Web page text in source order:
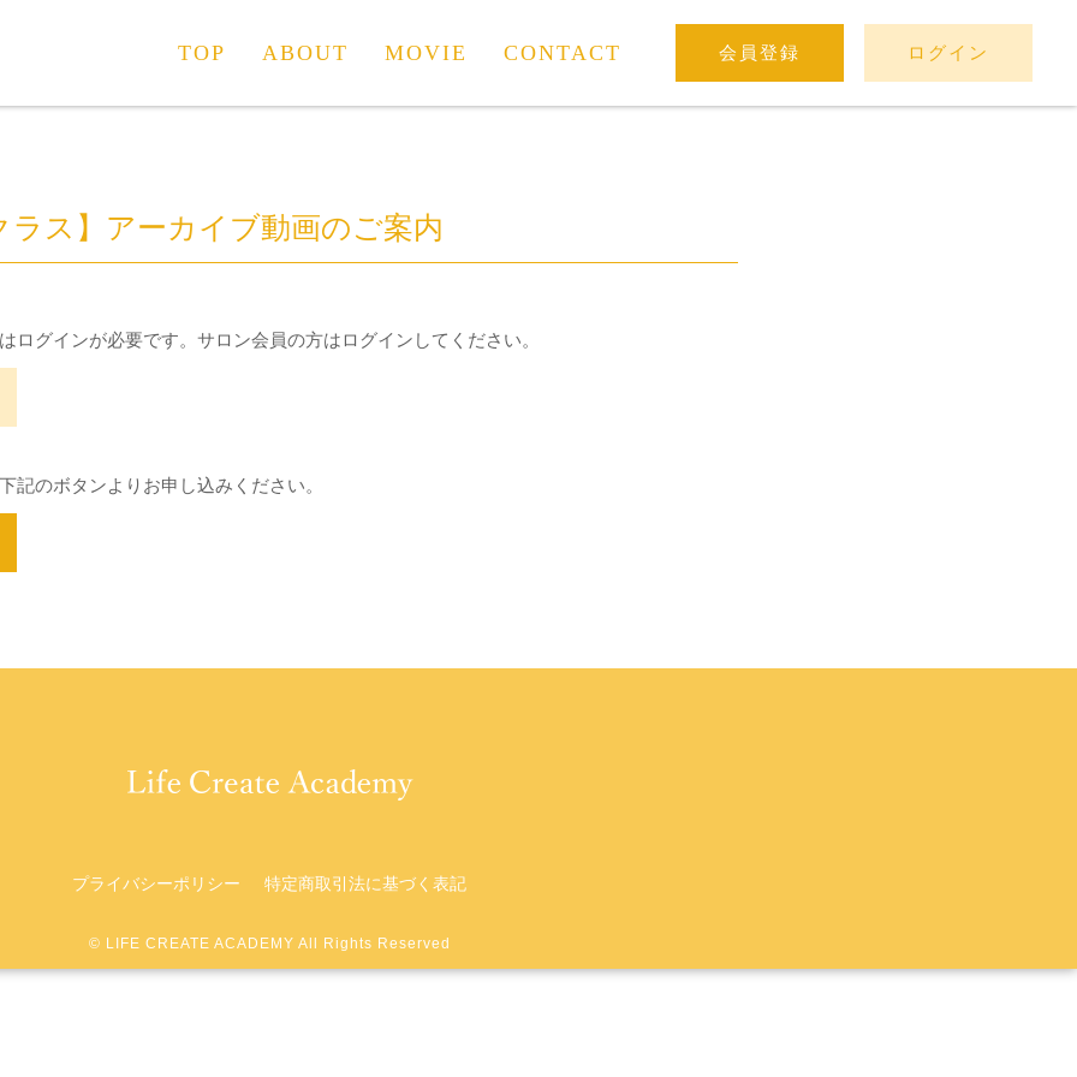
TOP ABOUT MOVIE CONTACT 会員登録 ログイン
ラス】アーカイブ動画のご案内
ログインが必要です。サロン会員の方はログインしてください。
記のボタンよりお申し込みください。
プライバシーポリシー 特定商取引法に基づく表記
©︎ LIFE CREATE ACADEMY All Rights Reserved